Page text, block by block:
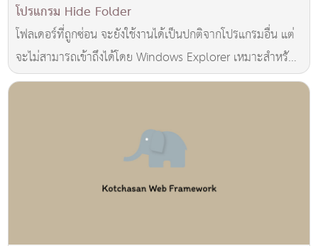
โปรแกรม Hide Folder
โฟลเดอร์ที่ถูกซ่อน จะยังใช้งานได้เป็นปกติจากโปรแกรมอื่น แต่
จะไม่สามารถเข้าถึงได้โดย Windows Explorer เหมาะสำหรับ
ซ่อนโฟลเดอร์แต่ยังต้องการให้โฟลเดอร